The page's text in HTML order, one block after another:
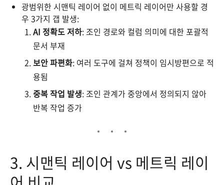
광범위한 시맨틱 레이어 없이 메트릭 레이어만 사용할 경
우 3가지 갭 발생:
AI 정확도 저하: 조인 경로와 컬럼 의미에 대한 포괄적
문서 부재
보안 파편화: 여러 도구에 걸쳐 정책이 임시방편으로 적
용됨
중복 작업 발생: 조인 관계가 중앙에서 정의되지 않아
반복 작업 증가
3. 시맨틱 레이어 vs 메트릭 레이